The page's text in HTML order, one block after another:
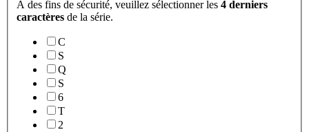
À des fins de sécurité, veuillez sélectionner les 4 derniers
caractères de la série.
C
S
Q
S
6
T
2